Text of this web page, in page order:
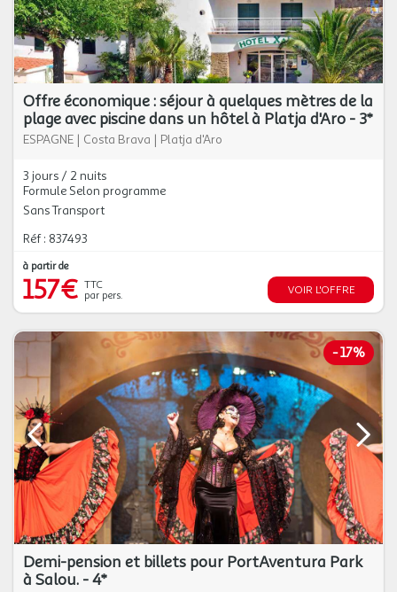
Offre économique : séjour à quelques mètres de la
plage avec piscine dans un hôtel à Platja d'Aro - 3*
ESPAGNE | Costa Brava | Platja d'Aro
3 jours / 2 nuits
Formule Selon programme
Sans Transport
Réf : 837493
à partir de
157€ TTC
par pers.
VOIR L'OFFRE
-17%
Demi-pension et billets pour PortAventura Park
à Salou. - 4*